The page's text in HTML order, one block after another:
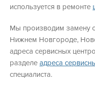
используется в ремонте
Мы производим замену
Нижнем Новгороде,
адреса сервисных
разделе адреса
специалиста.